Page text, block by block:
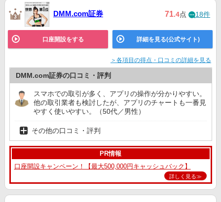
DMM.com証券 71.4点 18件
口座開設をする 詳細を見る(公式サイト)
＞各項目の得点・口コミの詳細を見る
DMM.com証券の口コミ・評判
スマホでの取引が多く、アプリの操作が分かりやすい。
他の取引業者も検討したが、アプリのチャートも一番見
やすく使いやすい。（50代／男性）
その他の口コミ・評判
PR情報
口座開設キャンペーン！【最大500,000円キャッシュバック】
詳しく見る≫